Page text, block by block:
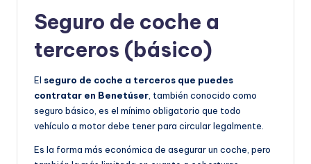
Seguro de coche a
terceros (básico)
El seguro de coche a terceros que puedes
contratar en Benetúser, también conocido como
seguro básico, es el mínimo obligatorio que todo
vehículo a motor debe tener para circular legalmente.
Es la forma más económica de asegurar un coche, pero